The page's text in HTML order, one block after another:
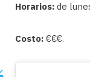
Horarios: de
Costo: €€€.